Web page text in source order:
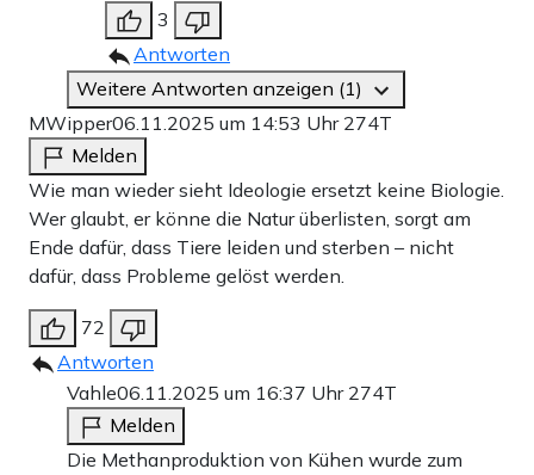
3
Antworten
Weitere Antworten anzeigen (1)
MWipper06.11.2025 um 14:53 Uhr 274T
Melden
Wie man wieder sieht Ideologie ersetzt keine Biologie.
Wer glaubt, er könne die Natur überlisten, sorgt am
Ende dafür, dass Tiere leiden und sterben – nicht
dafür, dass Probleme gelöst werden.
72
Antworten
Vahle06.11.2025 um 16:37 Uhr 274T
Melden
Die Methanproduktion von Kühen wurde zum